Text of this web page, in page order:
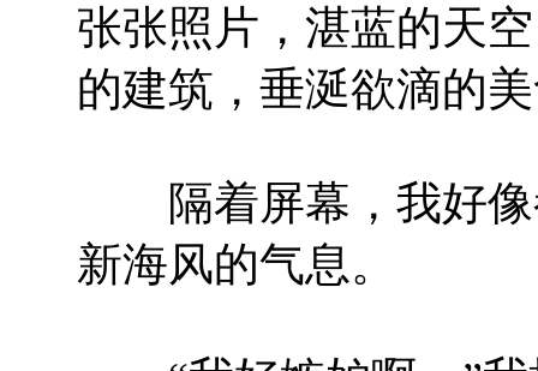
张张照片，湛蓝的天
的建筑，垂涎欲滴的
隔着屏幕，我好像
新海风的气息。